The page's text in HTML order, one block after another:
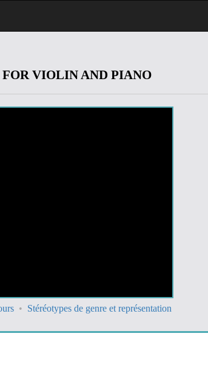
VIOLIN AND PIANO
Stéréotypes de genre et représentation